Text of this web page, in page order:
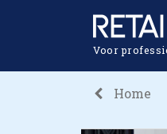
Voor
Home